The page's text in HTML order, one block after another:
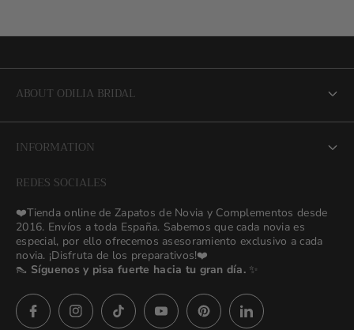
REDES SOCIALES
❤️Tienda online de Zapatos de Novia y Complementos desde
2016. Envíos a toda España. Sabemos que cada novia es
especial, por ello ofrecemos asesoramiento exclusivo a cada
novia. ¡Disfruta de los preparativos!❤️
👠 Síguenos y pisa fuerte hacia tu gran día. ✨
ABOUT ODILIA BRIDAL
Search
contact us
INFORMATION
⭐ Opiniones de Nuestras Novias 👰🏻
💒 Novias Reales 💍✨
🚚 Envío y Cambios
Política de Privacidad